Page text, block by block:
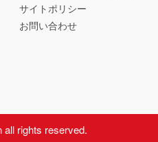
サイトポリシー
お問い合わせ
all rights reserved.